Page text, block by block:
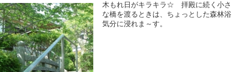
木もれ日がキラキラ☆ 拝殿に続く小さ
な橋を渡るときは、ちょっとした森林浴
気分に浸れま～す。